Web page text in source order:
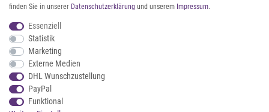
Youtube
Threads
Geldbörse richtig organisieren
ZAHLUNG & VERSAND
finden Sie in unserer Daten­schutz­erklärung und unserem Impressum.
Essenziell
Statistik
Marketing
Externe Medien
DHL Wunschzustellung
PayPal
Funktional